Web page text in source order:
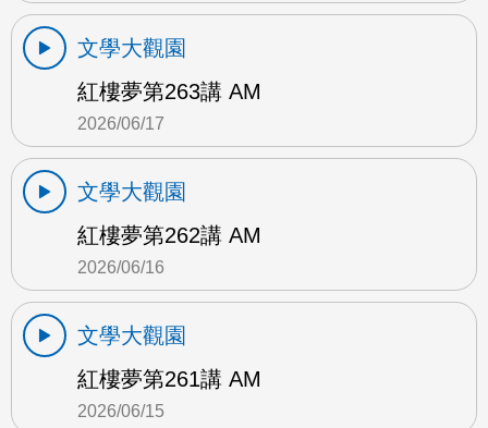
文學大觀園
紅樓夢第263講 AM
2026/06/17
文學大觀園
紅樓夢第262講 AM
2026/06/16
文學大觀園
紅樓夢第261講 AM
2026/06/15